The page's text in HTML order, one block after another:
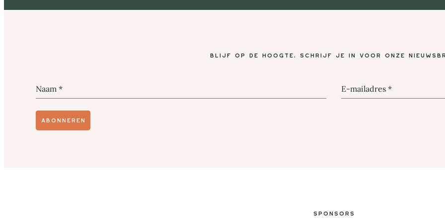
Blijf op de hoogte, schrijf je in voor onze
Naam * E-mailadres *
Abonneren
Sponsors